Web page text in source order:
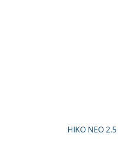
HIKO NEO